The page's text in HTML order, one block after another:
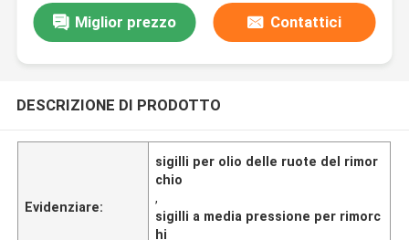
Miglior prezzo Contattici
DESCRIZIONE DI PRODOTTO
Evidenziare:
sigilli per olio delle ruote del rimor
chio
,
sigilli a media pressione per rimorc
hi